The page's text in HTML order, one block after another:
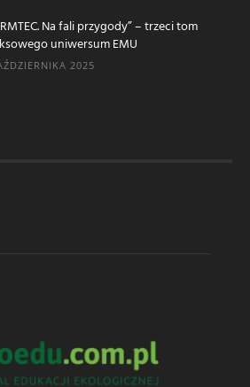
Na fali przygody” – trzeci tom
uniwersum EMU
2025